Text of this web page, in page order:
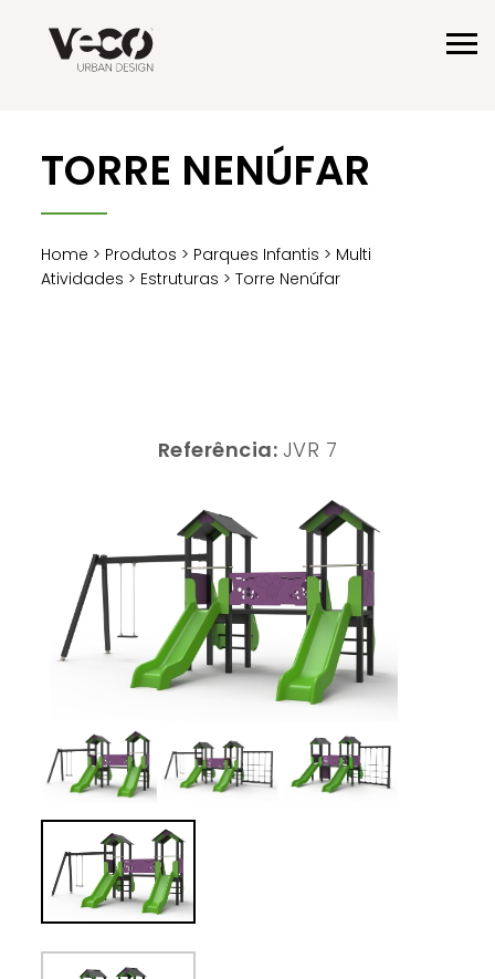
TORRE NENÚFAR
Home > Produtos > Parques Infantis > Multi
Atividades > Estruturas > Torre Nenúfar
Referência: JVR 7